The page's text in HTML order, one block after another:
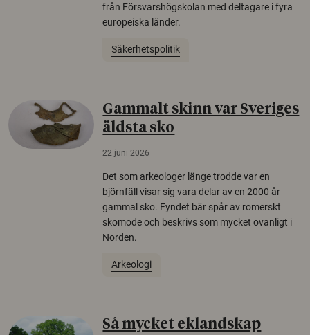
från Försvarshögskolan med deltagare i fyra
europeiska länder.
Säkerhetspolitik
Gammalt skinn var Sveriges
äldsta sko
22 juni 2026
Det som arkeologer länge trodde var en
björnfäll visar sig vara delar av en 2000 år
gammal sko. Fyndet bär spår av romerskt
skomode och beskrivs som mycket ovanligt i
Norden.
Arkeologi
Så mycket eklandskap